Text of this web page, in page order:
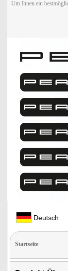
Um Ihnen ein
Deutsch
Startseite